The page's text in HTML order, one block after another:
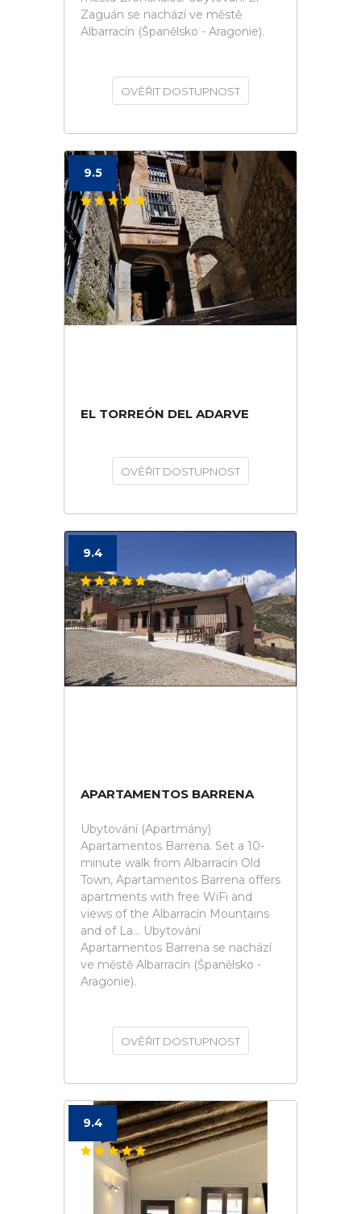
Zaguán se nachází ve městě
Albarracín (Španělsko - Aragonie).
OVĚŘIT DOSTUPNOST
9.5
EL TORREÓN DEL ADARVE
OVĚŘIT DOSTUPNOST
9.4
APARTAMENTOS BARRENA
Ubytování (Apartmány)
Apartamentos Barrena. Set a 10-
minute walk from Albarracín Old
Town, Apartamentos Barrena offers
apartments with free WiFi and
views of the Albarracín Mountains
and of La... Ubytování
Apartamentos Barrena se nachází
ve městě Albarracín (Španělsko -
Aragonie).
OVĚŘIT DOSTUPNOST
9.4